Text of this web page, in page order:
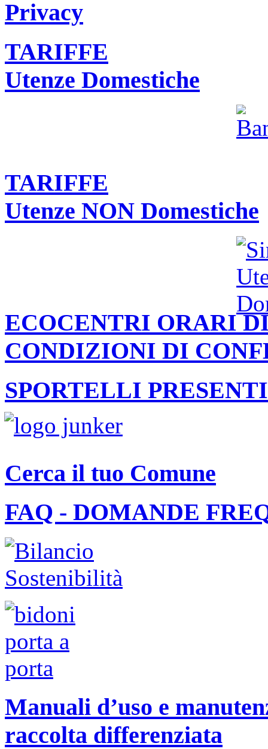
Privacy
TARIFFE
Utenze Domestiche
TARIFFE
Utenze NON Domestiche
ECOCENTRI ORARI
CONDIZIONI DI
SPORTELLI
Cerca il tuo Comune
FAQ - DOMANDE
Manuali d’uso e
raccolta differenziata